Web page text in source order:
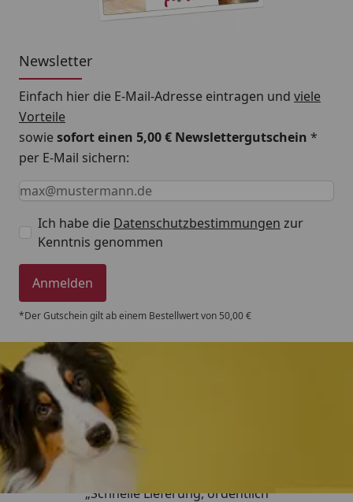
Newsletter
Einfach hier die E-Mail-Adresse eintragen und viele
Vorteile
sowiesofort einen 5,00 € Newslettergutschein *
per E-Mail sichern:
Keine Eingabe erforderlich
Eingabe erforderlich
E-Mail *
Ich habe die Datenschutzbestimmungen zur
Kenntnis genommen
Anmelden
*Der Gutschein gilt ab einem Bestellwert von 50,00 €
Trusted Shops
„Schnelle Lieferung, ordentlich